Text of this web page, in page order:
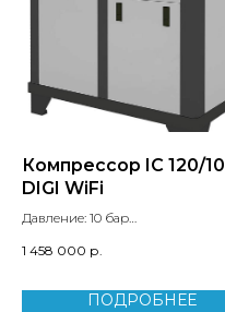
Компрессор IC 120/10
DIGI WiFi
Давление: 10 бар
Мощность двигателя: 90 кВт
Вес: 1380 кг
1 458 000 р.
ПОДРОБНЕЕ